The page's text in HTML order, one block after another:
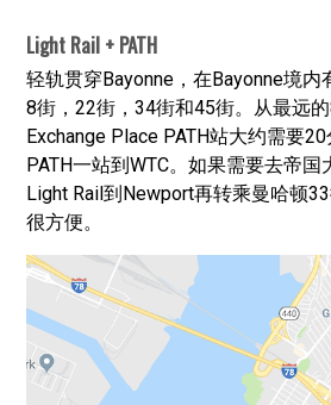
Light Rail + PATH
轻轨贯穿Bayonne，在Bayonne境
8街，22街，34街和45街。从最远
Exchange Place PATH站大约需要
PATH一站到WTC。如果需要去帝
Light Rail到Newport再转乘曼哈顿
很方便。